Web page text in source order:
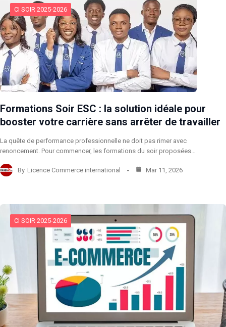
CI SOIR 2025-2026
Formations Soir ESC : la solution idéale pour
booster votre carrière sans arrêter de travailler
La quête de performance professionnelle ne doit pas rimer avec
renoncement. Pour commencer, les formations du soir proposées…
By Licence Commerce international Mar 11, 2026
CI SOIR 2025-2026